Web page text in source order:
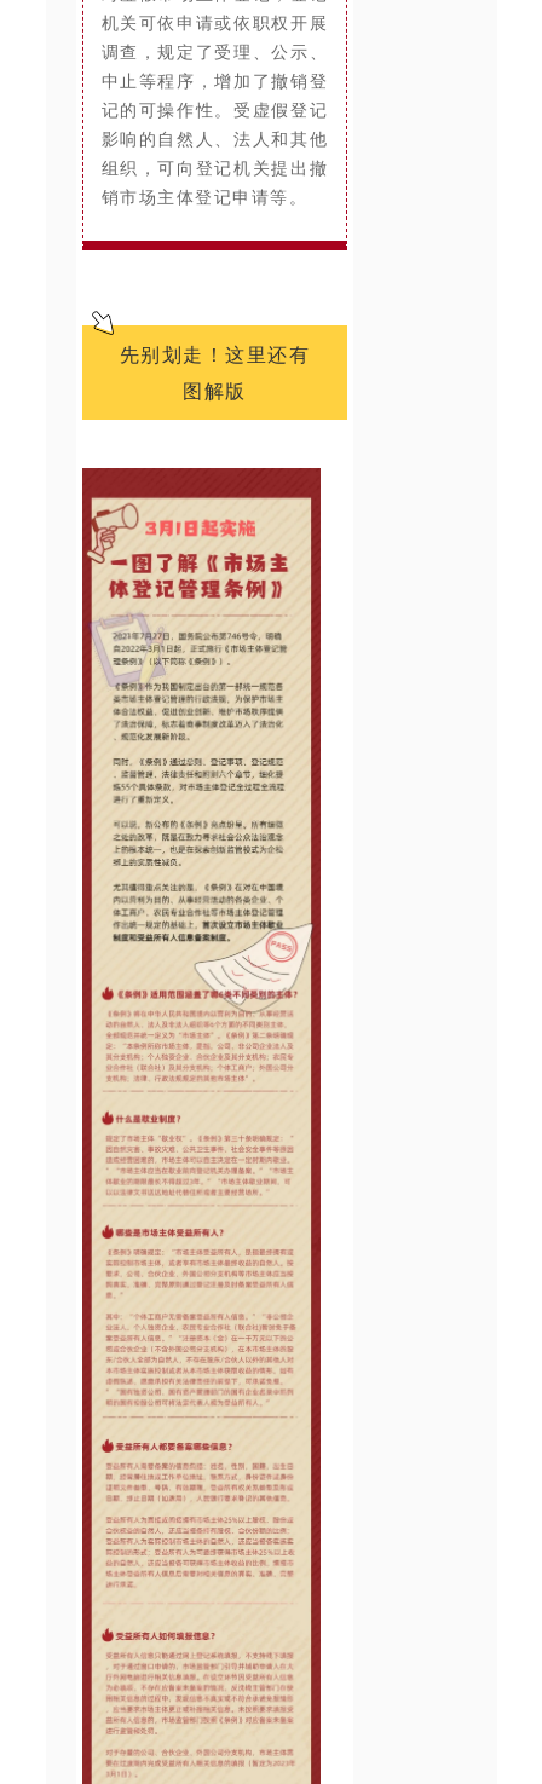
机关可依申请或依职权开展
调查，规定了受理、公示、
中止等程序，增加了撤销登
记的可操作性。受虚假登记
影响的自然人、法人和其他
组织，可向登记机关提出撤
销市场主体登记申请等。
先别划走！这里还有
图解版